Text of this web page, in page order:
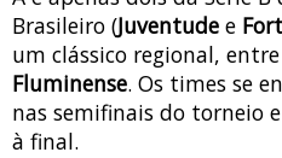
Brasileiro (Juventude e
um clássico regional,
Fluminense. Os times se
nas semifinais do torneio
à final.